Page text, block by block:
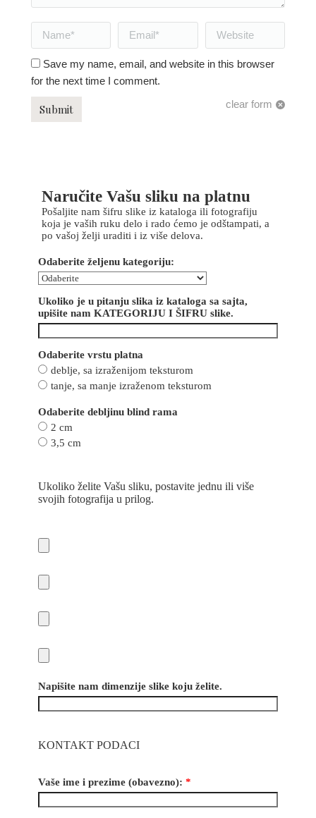
Name * Email * Website
Save my name, email, and website in this browser
for the next time I comment.
clear form
Submit